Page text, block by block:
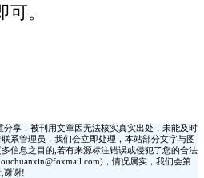
。
享，被刊用文章因无法核实真实出处，未能及时
系管理员，我们会立即处理，本站部分文字与图
信息之目的,若有来源标注错误或侵犯了您的合法
，情况属实，我们会第
谢谢!